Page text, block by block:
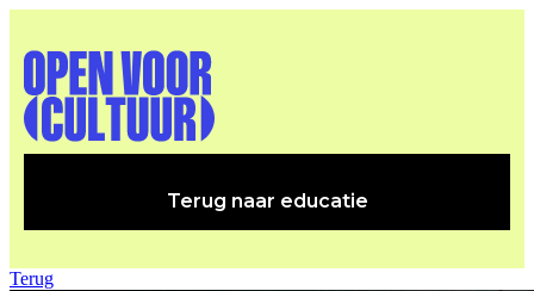
Terug naar educatie
Terug